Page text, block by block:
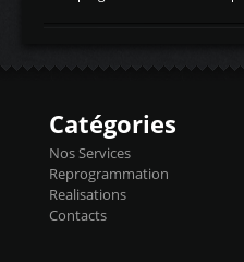
Injecteurs + Flashpro
précise et performante.
basculer de la carto sans
l'aide du flashpro OPTION
Reprog SP 98 sur le
450€ TTC Un gain d'environ
Catégories
Nos Services
Reprogrammation
Realisations
Contacts